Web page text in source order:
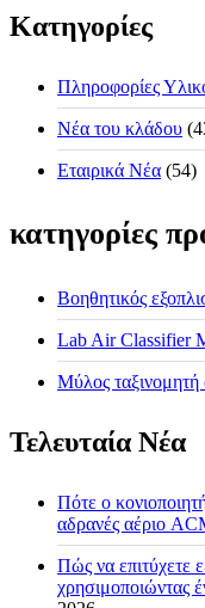
Κατηγορίες
Πληροφορίες
Νέα του κλάδου
Εταιρικά Νέα (54)
κατηγορίες
Βοηθητικός
Lab Air Classifier
Μύλος ταξινομητή
Τελευταία Νέα
Πότε ο
αδρανές αέριο
Πώς να επιτύχετε
χρησιμοποιώντας